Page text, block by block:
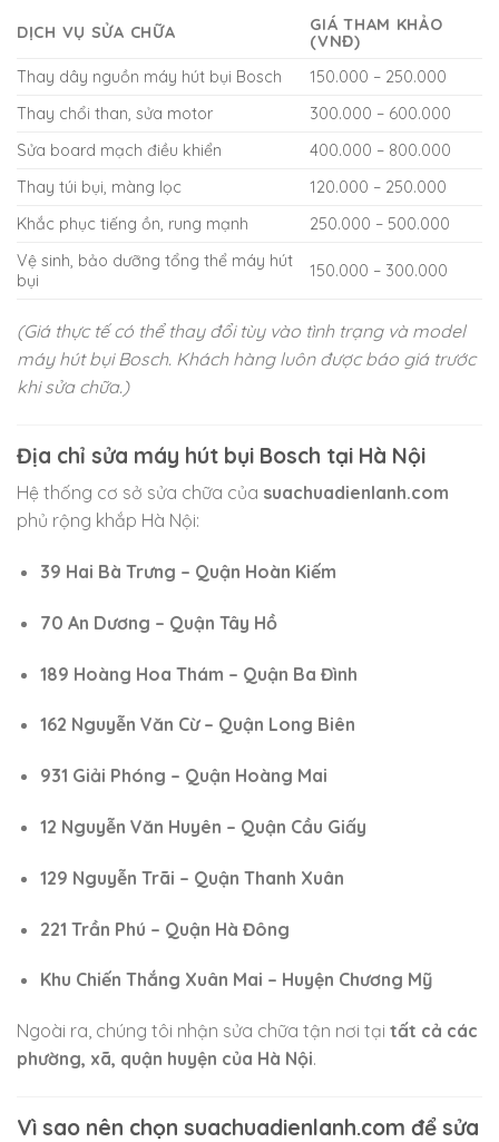
DỊCH VỤ SỬA CHỮA
GIÁ THAM KHẢO
(VNĐ)
Thay dây nguồn máy hút bụi Bosch
150.000 – 250.000
Thay chổi than, sửa motor
300.000 – 600.000
Sửa board mạch điều khiển
400.000 – 800.000
Thay túi bụi, màng lọc
120.000 – 250.000
Khắc phục tiếng ồn, rung mạnh
250.000 – 500.000
Vệ sinh, bảo dưỡng tổng thể máy hút
bụi
150.000 – 300.000
(Giá thực tế có thể thay đổi tùy vào tình trạng và model
máy hút bụi Bosch. Khách hàng luôn được báo giá trước
khi sửa chữa.)
Địa chỉ sửa máy hút bụi Bosch tại Hà Nội
Hệ thống cơ sở sửa chữa của suachuadienlanh.com
phủ rộng khắp Hà Nội:
39 Hai Bà Trưng – Quận Hoàn Kiếm
70 An Dương – Quận Tây Hồ
189 Hoàng Hoa Thám – Quận Ba Đình
162 Nguyễn Văn Cừ – Quận Long Biên
931 Giải Phóng – Quận Hoàng Mai
12 Nguyễn Văn Huyên – Quận Cầu Giấy
129 Nguyễn Trãi – Quận Thanh Xuân
221 Trần Phú – Quận Hà Đông
Khu Chiến Thắng Xuân Mai – Huyện Chương Mỹ
Ngoài ra, chúng tôi nhận sửa chữa tận nơi tại tất cả các
phường, xã, quận huyện của Hà Nội.
Vì sao nên chọn suachuadienlanh.com để sửa